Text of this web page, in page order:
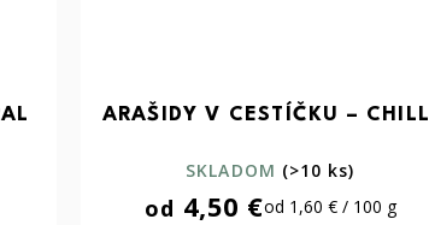
ARAŠIDY V CESTÍČKU – CHILLI
SKLADOM (>10 ks)
od 4,50 €od 1,60 € / 100 g